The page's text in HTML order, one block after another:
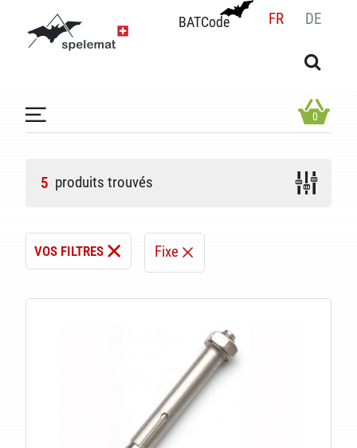
BATCode FR DE
BATCode
OK
0
5 produits trouvés
VOS FILTRES Fixe